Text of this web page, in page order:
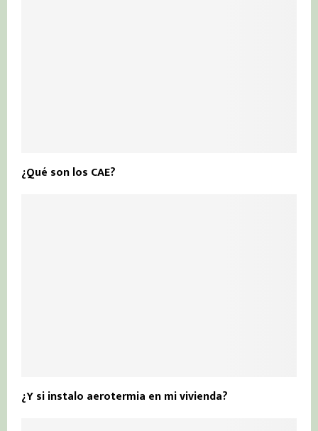
¿Qué son los CAE?
¿Y si instalo aerotermia en mi vivienda?